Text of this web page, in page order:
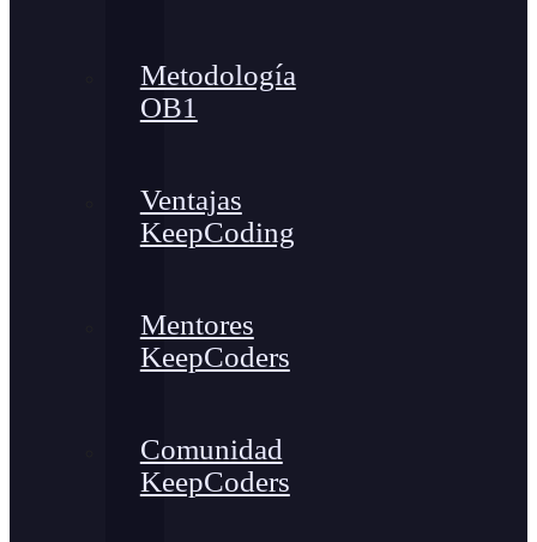
Metodología
OB1
Ventajas
KeepCoding
Mentores
KeepCoders
Comunidad
KeepCoders